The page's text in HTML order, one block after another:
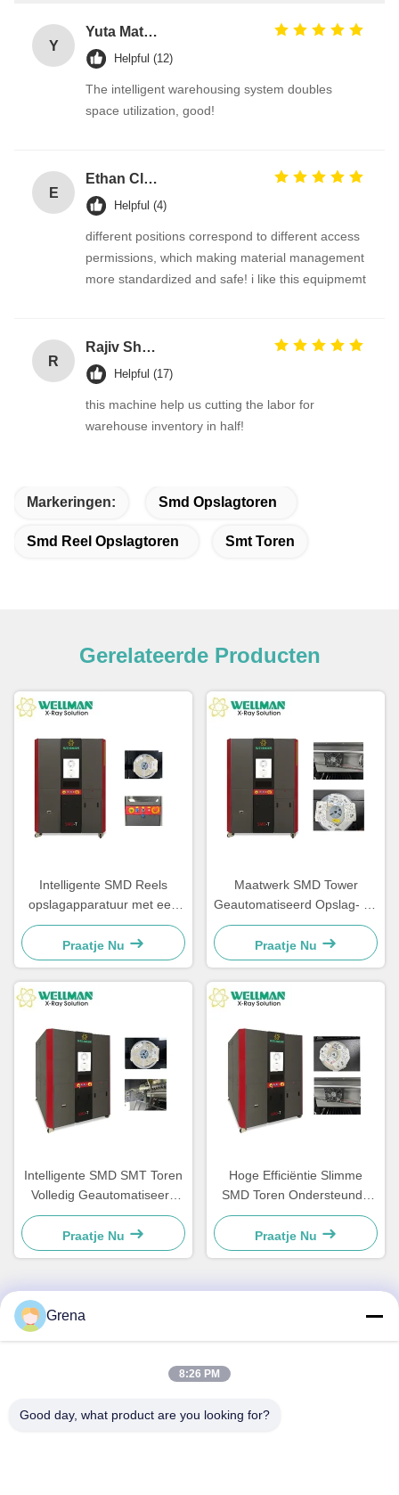
Y
Yuta Matsumoto
Helpful (12)
The intelligent warehousing system doubles
space utilization, good!
E
Ethan Clark
Helpful (4)
different positions correspond to different access
permissions, which making material management
more standardized and safe! i like this equipmemt
R
Rajiv Sharma
Helpful (17)
this machine help us cutting the labor for
warehouse inventory in half!
Markeringen: Smd Opslagtoren
Smd Reel Opslagtoren Smt Toren
Gerelateerde Producten
Intelligente SMD Reels
opslagapparatuur met een
capaciteit van 1120 Reels
SMD Tower SMD-T
ondersteunt barcode en QR
code scannen
Praatje Nu
Maatwerk SMD Tower
Geautomatiseerd Opslag- en
Terughaalsysteem met Multi-
Tower Verbinding
Praatje Nu
Intelligente SMD SMT Toren
Volledig Geautomatiseerd
Opslagsysteem
Ondersteuning van 7" tot 15"
Rollen
Praatje Nu
Hoge Efficiëntie Slimme
SMD Toren Ondersteunde
Batch Laad Inventaris
Controle
Praatje Nu
Snel contact
Gemeenschap, Fuhai Straat, Baoan District, Shenzhen
Grena
8:26 PM
Good day, what product are you looking for?